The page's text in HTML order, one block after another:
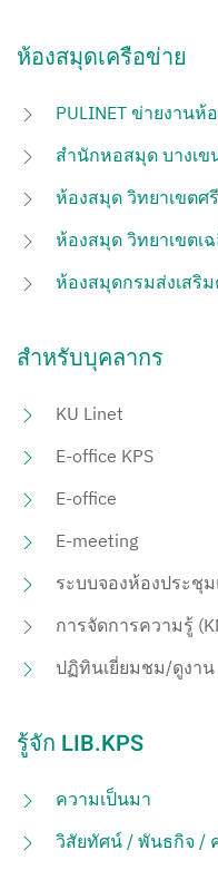
ห้องสมุดเครือข่าย
PULINET ข่ายงาน
สำนักหอสมุด บางเข
ห้องสมุด วิทยาเขตศ
ห้องสมุด วิทยาเขตเ
ห้องสมุดกรมส่งเสริ
สำหรับบุคลากร
KU Linet
E-office KPS
E-office
E-meeting
ระบบจองห้องประชุ
การจัดการความรู้
ปฏิทินเยี่ยมชม/ดูงาน
รู้จัก LIB.KPS
ความเป็นมา
วิสัยทัศน์ / พันธกิจ /